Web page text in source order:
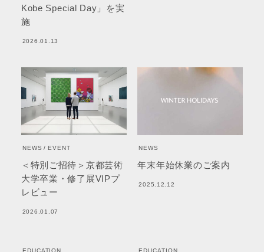
Kobe Special Day」を実
施
2026.01.13
NEWS EVENT
＜特別ご招待＞京都芸術
大学卒業・修了展VIPプ
レビュー
2026.01.07
NEWS
年末年始休業のご案内
2025.12.12